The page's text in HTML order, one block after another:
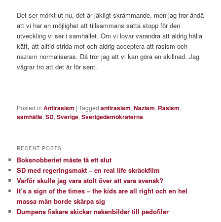
Det ser mörkt ut nu, det är jäkligt skrämmande, men jag tror ändå
att vi har en möjlighet att tillsammans sätta stopp för den
utveckling vi ser i samhället. Om vi lovar varandra att aldrig hålla
käft, att alltid strida mot och aldrig acceptera att rasism och
nazism normaliseras. Då tror jag att vi kan göra en skillnad. Jag
vägrar tro att det är för sent.
Posted in Antirasism |Tagged antirasism,Nazism, Rasism,
samhälle,SD,Sverige,Sverigedemokraterna
RECENT POSTS
Boksnobberiet måste få ett slut
SD med regeringsmakt – en real life skräckfilm
Varför skulle jag vara stolt över att vara svensk?
It’s a sign of the times – the kids are all right och en hel
massa män borde skärpa sig
Dumpens fiskare skickar nakenbilder till pedofiler